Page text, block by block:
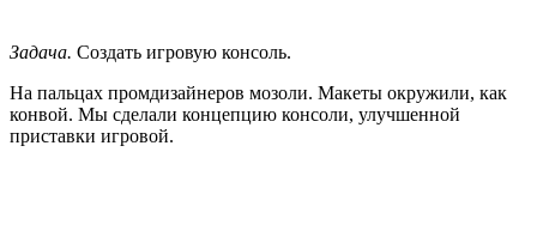
Задача. Создать игровую консоль.
На пальцах промдизайнеров мозоли. Макеты окружили, как
конвой. Мы сделали концепцию консоли, улучшенной
приставки игровой.